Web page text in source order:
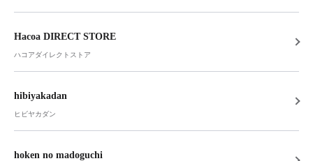
Hacoa DIRECT STORE
ハコアダイレクトストア
hibiyakadan
ヒビヤカダン
hoken no madoguchi